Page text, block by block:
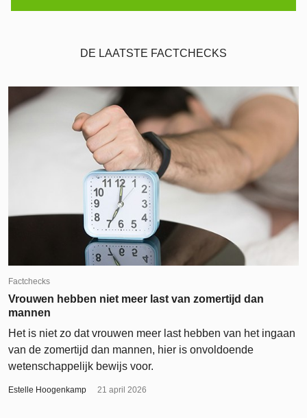
DE LAATSTE FACTCHECKS
Factchecks
Vrouwen hebben niet meer last van zomertijd dan
mannen
Het is niet zo dat vrouwen meer last hebben van het ingaan
van de zomertijd dan mannen, hier is onvoldoende
wetenschappelijk bewijs voor.
Estelle Hoogenkamp 21 april 2026